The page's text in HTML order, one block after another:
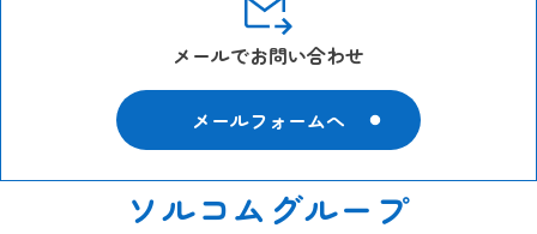
メールでお問い合わせ
メールフォームへ
ソルコムグループ